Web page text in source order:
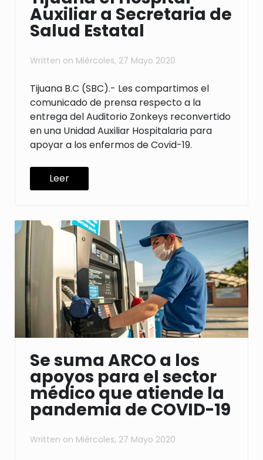
Auxiliar a Secretaria de
Salud Estatal
Written on Miércoles, 27 Mayo 2020
Tijuana B.C (SBC).- Les compartimos el
comunicado de prensa respecto a la
entrega del Auditorio Zonkeys reconvertido
en una Unidad Auxiliar Hospitalaria para
apoyar a los enfermos de Covid-19.
Leer
Se suma ARCO a los
apoyos para el sector
médico que atiende la
pandemia de COVID-19
Written on Miércoles, 27 Mayo 2020